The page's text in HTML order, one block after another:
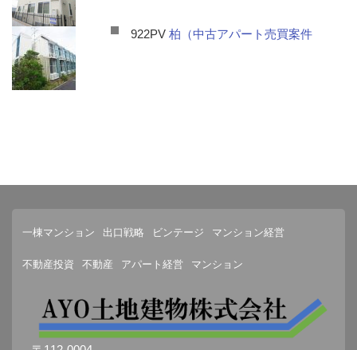
922PV柏（中古アパート売買案件
一棟マンション 出口戦略 ビンテージ マンション経営
不動産投資 不動産 アパート経営 マンション